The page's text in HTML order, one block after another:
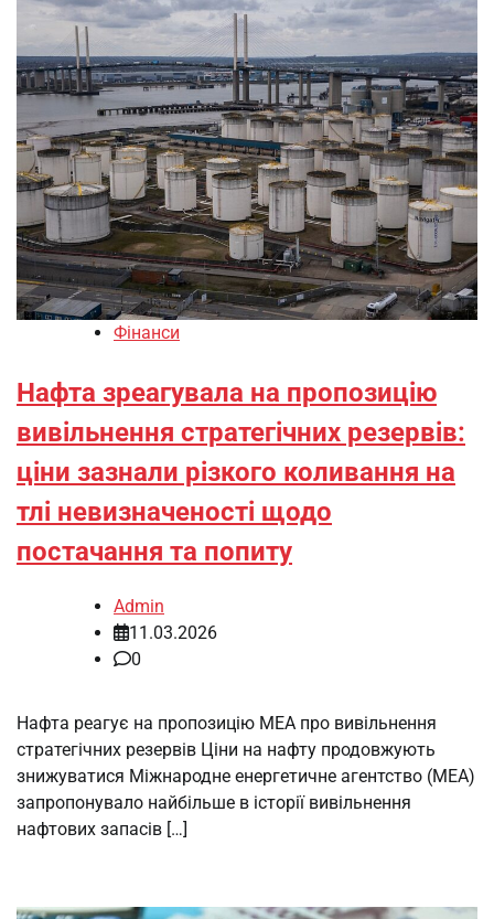
Фінанси
Нафта зреагувала на пропозицію
вивільнення стратегічних резервів:
ціни зазнали різкого коливання на
тлі невизначеності щодо
постачання та попиту
Admin
11.03.2026
0
Нафта реагує на пропозицію МЕА про вивільнення
стратегічних резервів Ціни на нафту продовжують
знижуватися Міжнародне енергетичне агентство (МЕА)
запропонувало найбільше в історії вивільнення
нафтових запасів […]